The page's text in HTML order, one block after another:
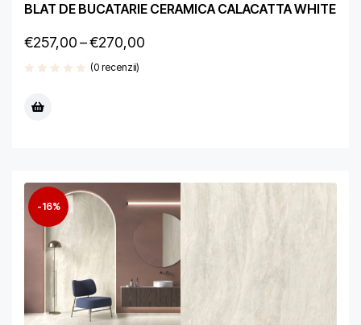
BLAT DE BUCATARIE CERAMICA CALACATTA WHITE
€257,00–€270,00
(0 recenzii)
-16%